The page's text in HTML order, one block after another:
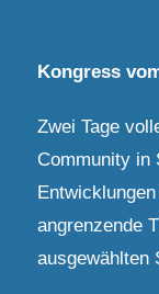
Kongress
Zwei Tage
Community in
angrenzende
ausgewählten